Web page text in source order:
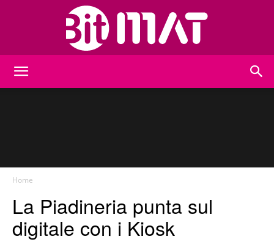
Home
La Piadineria punta sul
digitale con i Kiosk